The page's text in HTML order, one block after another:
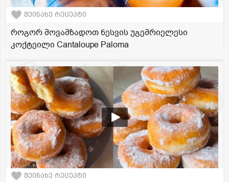
შეინახე რეცეპტი
როგორ მოვამზადოთ ნესვის უგემრიელესი
კოქტეილი Cantaloupe Paloma
შეინახე რეცეპტი